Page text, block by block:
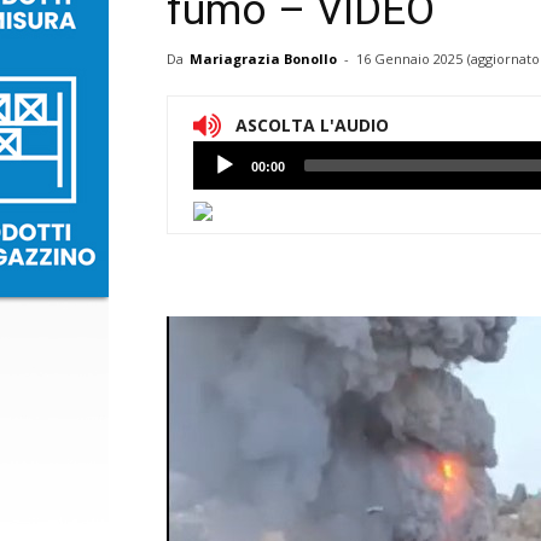
fumo – VIDEO
Da Mariagrazia Bonollo - 16 Gennaio 2025
ASCOLTA L'AUDIO
Lettore
Audio
00:00